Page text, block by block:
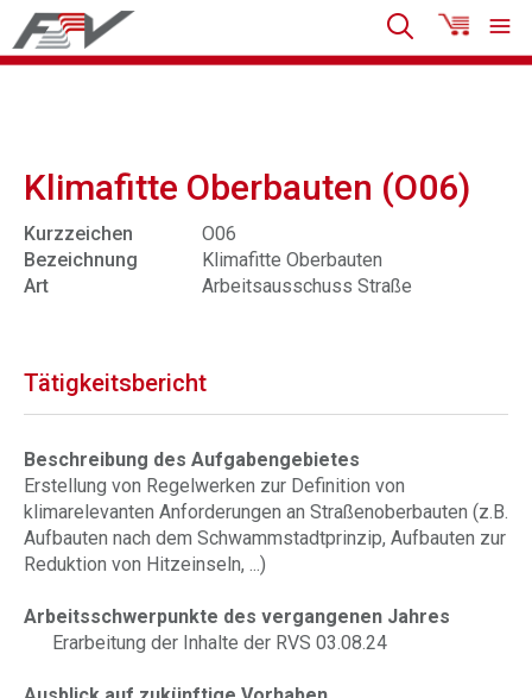
Klimafitte Oberbauten (O06)
Kurzzeichen
O06
Bezeichnung
Klimafitte Oberbauten
Art
Arbeitsausschuss Straße
Tätigkeitsbericht
Beschreibung des Aufgabengebietes
Erstellung von Regelwerken zur Definition von
klimarelevanten Anforderungen an Straßenoberbauten (z.B.
Aufbauten nach dem Schwammstadtprinzip, Aufbauten zur
Reduktion von Hitzeinseln, ...)
Arbeitsschwerpunkte des vergangenen Jahres
Erarbeitung der Inhalte der RVS 03.08.24